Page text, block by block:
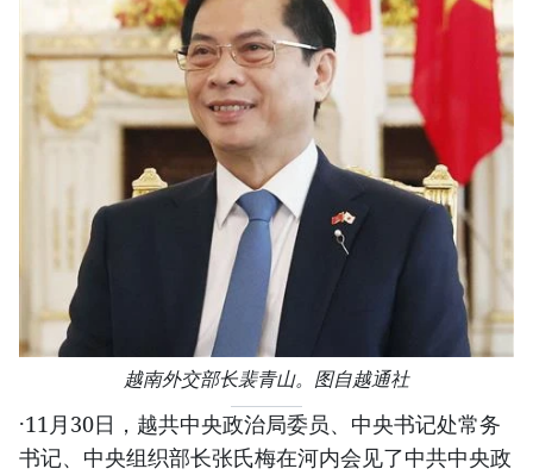
越南外交部长裴青山。图自越通社
·11月30日，越共中央政治局委员、中央书记处常务
书记、中央组织部长张氏梅在河内会见了中共中央政